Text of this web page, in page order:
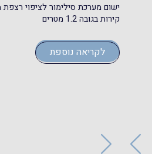
ישום מערכת סילימור לציפוי רצפת
קירות בגובה 1.2 מטרים
לקריאה נוספת